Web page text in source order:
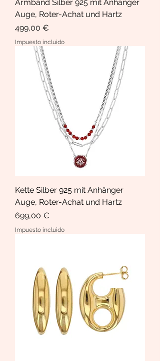
Armband Silber 925 mit Anhänger
Auge, Roter-Achat und Hartz
Precio
499,00 €
Impuesto incluido
Kette Silber 925 mit Anhänger
Auge, Roter-Achat und Hartz
Precio
699,00 €
Impuesto incluido